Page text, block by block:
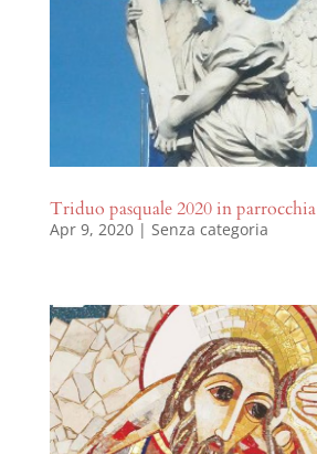
Triduo pasquale 2020 in parrocchia
Apr 9, 2020| Senza categoria